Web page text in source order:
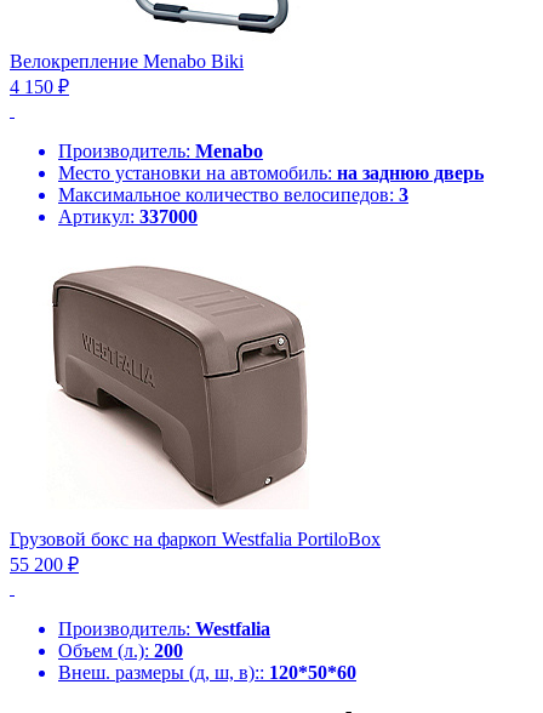
Велокрепление Menabo Biki
4 150 ₽
Производитель: Menabo
Место установки на автомобиль: на заднюю дверь
Максимальное количество велосипедов: 3
Артикул: 337000
Грузовой бокс на фаркоп Westfalia PortiloBox
55 200 ₽
Производитель: Westfalia
Объем (л.): 200
Внеш. размеры (д, ш, в):: 120*50*60